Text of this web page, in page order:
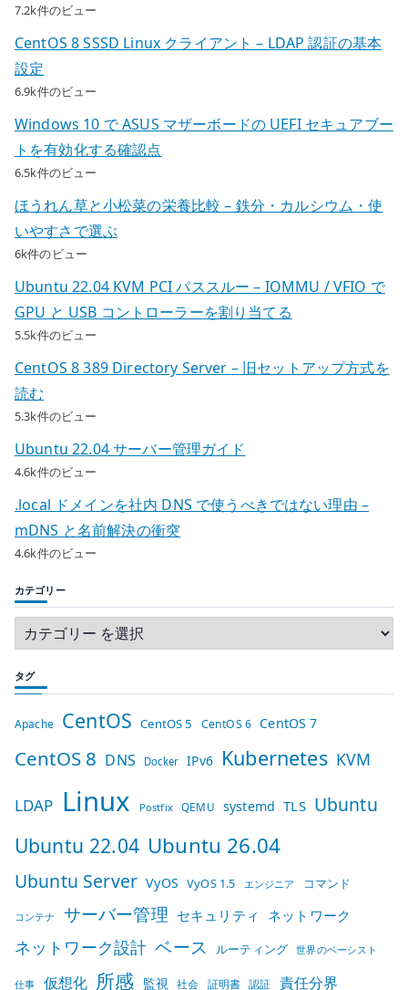
7.2k件のビュー
CentOS 8 SSSD Linux クライアント – LDAP 認証の基本
設定
6.9k件のビュー
Windows 10 で ASUS マザーボードの UEFI セキュアブー
トを有効化する確認点
6.5k件のビュー
ほうれん草と小松菜の栄養比較 – 鉄分・カルシウム・使
いやすさで選ぶ
6k件のビュー
Ubuntu 22.04 KVM PCI パススルー – IOMMU / VFIO で
GPU と USB コントローラーを割り当てる
5.5k件のビュー
CentOS 8 389 Directory Server – 旧セットアップ方式を
読む
5.3k件のビュー
Ubuntu 22.04 サーバー管理ガイド
4.6k件のビュー
.local ドメインを社内 DNS で使うべきではない理由 –
mDNS と名前解決の衝突
4.6k件のビュー
カテゴリー
タグ
Apache CentOS CentOS 5 CentOS 6 CentOS 7
CentOS 8 DNS Docker IPv6 Kubernetes KVM
LDAP Linux Postfix QEMU systemd TLS Ubuntu
Ubuntu 22.04 Ubuntu 26.04
Ubuntu Server VyOS VyOS 1.5 エンジニア コマンド
コンテナ サーバー管理 セキュリティ ネットワーク
ネットワーク設計 ベース ルーティング 世界のベーシスト
仕事 仮想化 所感 監視 社会 証明書 認証 責任分界